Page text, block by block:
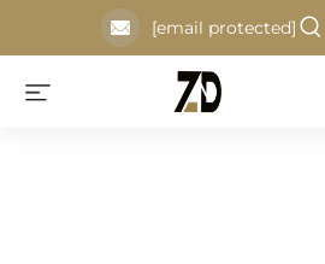
[email protected]